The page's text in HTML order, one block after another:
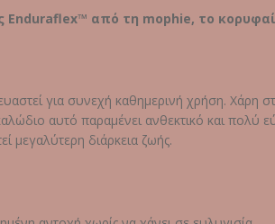
Enduraflex™ από τη mophie, το
για συνεχή καθημερινή χρήση. Χάρη
αυτό παραμένει ανθεκτικό και πολύ
μεγαλύτερη διάρκεια ζωής.